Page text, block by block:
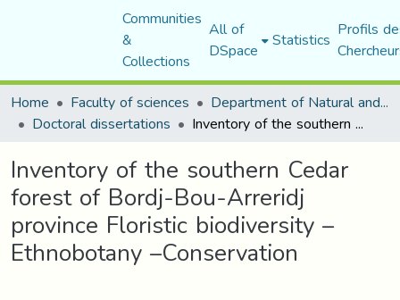
Communities
&
Collections
All of
DSpace Statistics Profils
Home
Faculty of sciences Department of Natural and Life Sciences
Doctoral dissertations Inventory of the southern Cedar forest of Bordj-Bou-Arreridj province Floristic biodiversity –Ethnobotany –Conservation
Inventory of the southern Cedar
forest of Bordj-Bou-Arreridj
province Floristic biodiversity –
Ethnobotany –Conservation